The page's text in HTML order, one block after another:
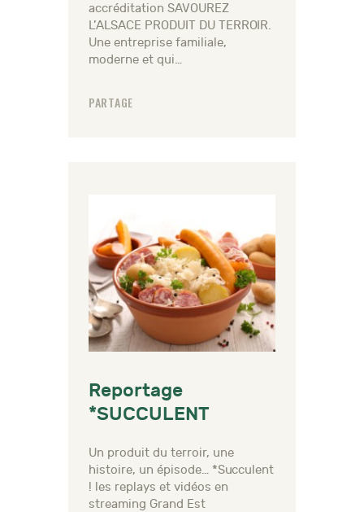
accréditation SAVOUREZ
L’ALSACE PRODUIT DU TERROIR.
Une entreprise familiale,
moderne et qui…
PARTAGE
Reportage
*SUCCULENT
Un produit du terroir, une
histoire, un épisode… *Succulent
! les replays et vidéos en
streaming Grand Est